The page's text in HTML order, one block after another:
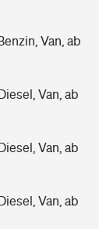
Van, ab
Van, ab
Van, ab
Van, ab